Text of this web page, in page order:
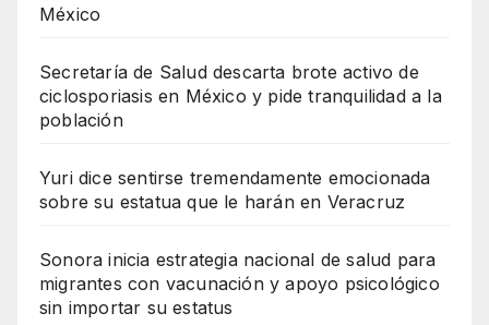
México
Secretaría de Salud descarta brote activo de
ciclosporiasis en México y pide tranquilidad a la
población
Yuri dice sentirse tremendamente emocionada
sobre su estatua que le harán en Veracruz
Sonora inicia estrategia nacional de salud para
migrantes con vacunación y apoyo psicológico
sin importar su estatus